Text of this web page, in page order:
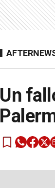
Un